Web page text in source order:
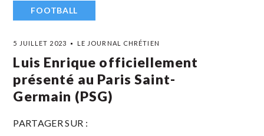
FOOTBALL
5 JUILLET 2023 LE JOURNAL CHRÉTIEN
Luis Enrique officiellement
présenté au Paris Saint-
Germain (PSG)
PARTAGER SUR :